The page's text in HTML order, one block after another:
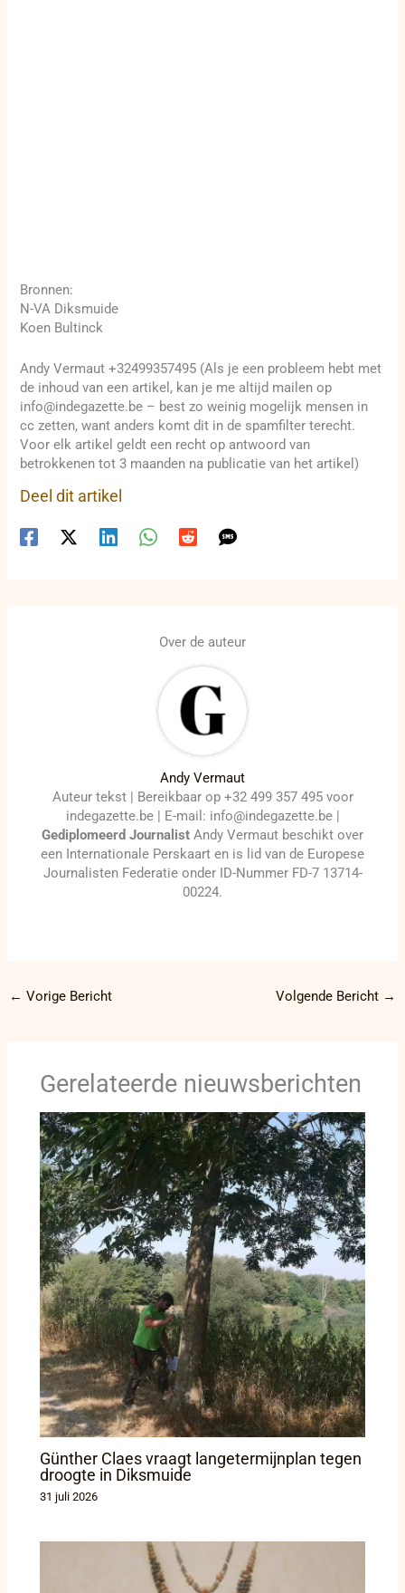
Bronnen:
N-VA Diksmuide
Koen Bultinck
Andy Vermaut +32499357495 (Als je een probleem hebt met
de inhoud van een artikel, kan je me altijd mailen op
info@indegazette.be – best zo weinig mogelijk mensen in
cc zetten, want anders komt dit in de spamfilter terecht.
Voor elk artikel geldt een recht op antwoord van
betrokkenen tot 3 maanden na publicatie van het artikel)
Deel dit artikel
Over de auteur
Andy Vermaut
Auteur tekst | Bereikbaar op +32 499 357 495 voor
indegazette.be | E-mail: info@indegazette.be |
Gediplomeerd Journalist Andy Vermaut beschikt over
een Internationale Perskaart en is lid van de Europese
Journalisten Federatie onder ID-Nummer FD-7 13714-
00224.
← Vorige Bericht Volgende Bericht →
Gerelateerde nieuwsberichten
Günther Claes vraagt langetermijnplan tegen
droogte in Diksmuide
31 juli 2026